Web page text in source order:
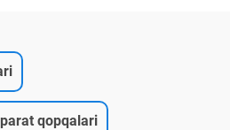
qopqalari